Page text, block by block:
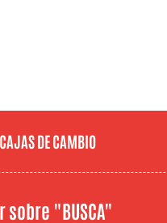
CAJAS DE CAMBIO
sobre "BUSCA"